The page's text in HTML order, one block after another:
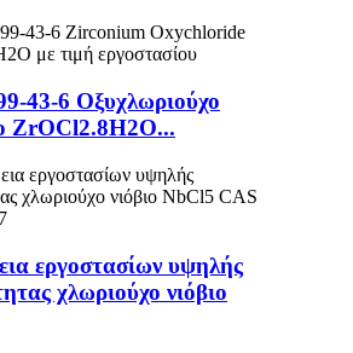
43-6 Οξυχλωριούχο
ZrOCl2.8H2O...
εργοστασίων υψηλής
χλωριούχο νιόβιο